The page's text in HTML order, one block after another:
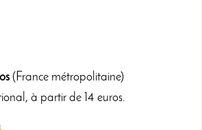
(France métropolitaine)
à partir de 14 euros.